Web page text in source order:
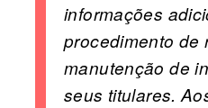
informações
procedimento de
manutenção de
seus titulares.